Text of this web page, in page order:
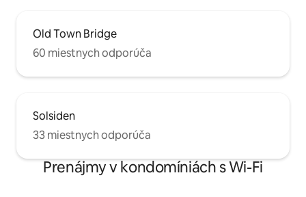
Old Town Bridge
60 miestnych odporúča
Solsiden
33 miestnych odporúča
Prenájmy v kondomíniách s Wi-Fi